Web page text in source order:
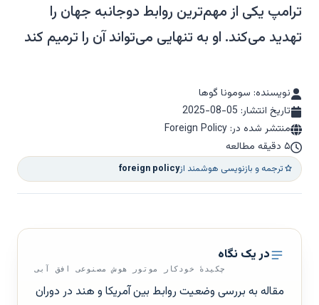
ترامپ یکی از مهم‌ترین روابط دوجانبه جهان را
تهدید می‌کند. او به تنهایی می‌تواند آن را ترمیم کند
نویسنده: سومونا گوها
تاریخ انتشار: 2025-08-05
منتشر شده در: Foreign Policy
۵ دقیقه مطالعه
ترجمه و بازنویسی هوشمند ازforeign policy
در یک نگاه
چکیدهٔ خودکار موتور هوش مصنوعی افق آبی
مقاله به بررسی وضعیت روابط بین آمریکا و هند در دوران